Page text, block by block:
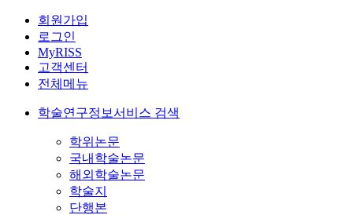
회원가입
로그인
MyRISS
고객센터
전체메뉴
학술연구정보서비스 검색
학위논문
국내학술논문
해외학술논문
학술지
단행본